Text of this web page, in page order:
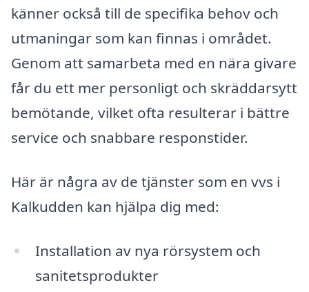
känner också till de specifika behov och
utmaningar som kan finnas i området.
Genom att samarbeta med en nära givare
får du ett mer personligt och skräddarsytt
bemötande, vilket ofta resulterar i bättre
service och snabbare responstider.
Här är några av de tjänster som en vvs i
Kalkudden kan hjälpa dig med:
Installation av nya rörsystem och
sanitetsprodukter